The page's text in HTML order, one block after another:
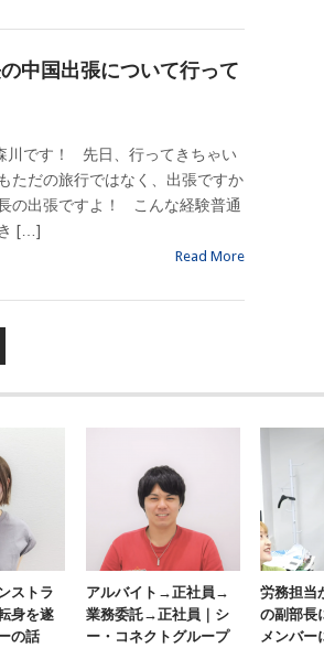
中国出張について行って
川です！ 先日、行ってきちゃい
ただの旅行ではなく、出張ですか
の出張ですよ！ こんな経験普通
[…]
Read More
ストラ
身を遂
の話
アルバイト→正社員→
業務委託→正社員｜シ
ー・コネクトグループ
労務担当
の副部長
メンバー